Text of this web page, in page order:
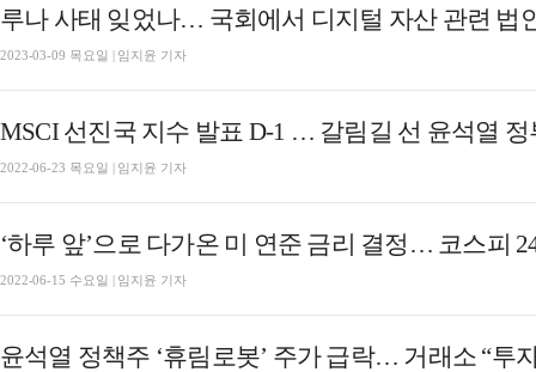
루나 사태 잊었나… 국회에서 디지털 자산 관련 법
2023-03-09 목요일 | 임지윤 기자
MSCI 선진국 지수 발표 D-1 … 갈림길 선 윤석열 정
2022-06-23 목요일 | 임지윤 기자
‘하루 앞’으로 다가온 미 연준 금리 결정… 코스피
2022-06-15 수요일 | 임지윤 기자
윤석열 정책주 ‘휴림로봇’ 주가 급락… 거래소 “투